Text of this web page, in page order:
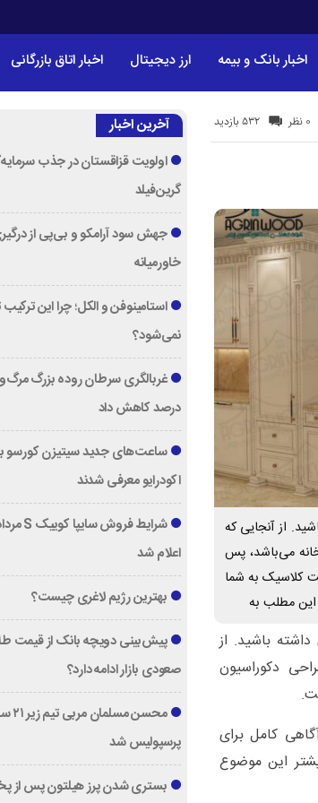
اخبار بانک و بیمه ارز دیجیتال اخبار اتاق بازرگانی
532 بازدید 0 نظر
از آنجایی که
می‌باشد، پس
کلاسیک به شما
این مطلب به
باشید. از
دکوراسیون
کامل برای
این موضوع
آخرین اخبار
اولویت قزاقستان در جذب
گرین‌فیلد
جهش سود آرامکو و بی‌پی از
خاورمیانه
استامینوفن و الکل؛ چرا این
نمی‌شود؟
درصد کاهش داد
ساعت‌های جدید سیتیزن کورسو
اکودرایو معرفی شدند
اعلام شد
بهترین رژیم لاغری چیست؟
پیش‌بینی دویچه‌ بانک از قیمت
صعودی بازار ادامه دارد؟
محسن
پرسپولیس شد
بستری شدن پرز هیلتون پس از